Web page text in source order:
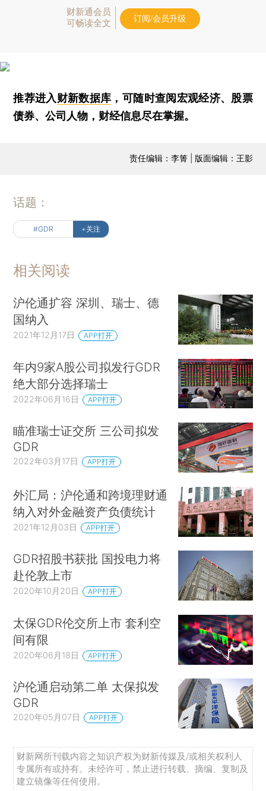
财新通会员
可畅读全文
订阅/会员升级
推荐进入财新数据库 ，可随时查阅宏观经济、股票
债券、公司人物，财经信息尽在掌握。
责任编辑：李箐 | 版面编辑：王影
话题：
#GDR +关注
相关阅读
沪伦通扩容 深圳、瑞士、德
国纳入
2021年12月17日 APP打开
年内9家A股公司拟发行GDR
绝大部分选择瑞士
2022年06月16日 APP打开
瞄准瑞士证交所 三公司拟发
GDR
2022年03月17日 APP打开
外汇局：沪伦通和跨境理财通
纳入对外金融资产负债统计
2021年12月03日 APP打开
GDR招股书获批 国投电力将
赴伦敦上市
2020年10月20日 APP打开
太保GDR伦交所上市 套利空
间有限
2020年06月18日 APP打开
沪伦通启动第二单 太保拟发
GDR
2020年05月07日 APP打开
财新网所刊载内容之知识产权为财新传媒及/或相关权利人
专属所有或持有。未经许可，禁止进行转载、摘编、复制及
建立镜像等任何使用。